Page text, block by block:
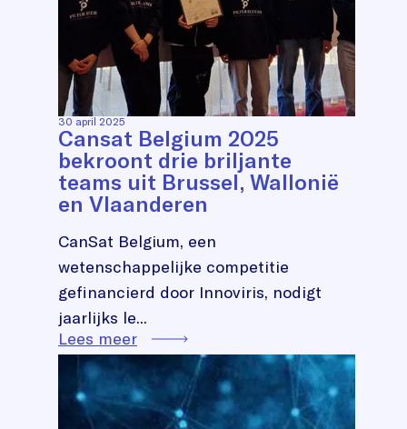
30 april 2025
Cansat Belgium 2025
bekroont drie briljante
teams uit Brussel, Wallonië
en Vlaanderen
CanSat Belgium, een
wetenschappelijke competitie
gefinancierd door Innoviris, nodigt
jaarlijks le...
Lees meer